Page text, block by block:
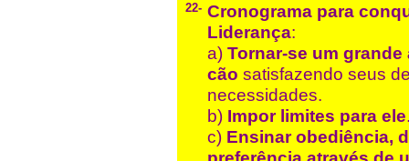
22- Cronograma para
Liderança:
a) Tornar-se um grande
cão satisfazendo seus
necessidades.
b) Impor limites para ele
c) Ensinar obediência,